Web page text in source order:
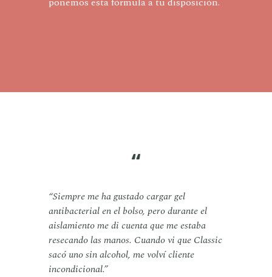
“
“Siempre me ha gustado cargar gel
antibacterial en el bolso, pero durante el
aislamiento me di cuenta que me estaba
resecando las manos. Cuando vi que Classic
sacó uno sin alcohol, me volví cliente
incondicional.”